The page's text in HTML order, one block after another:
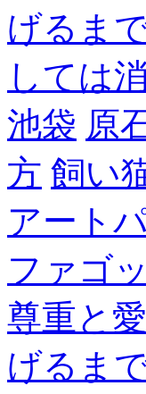
げるま
しては
池袋 原
方 飼い
アート
ファゴ
尊重と
げるま